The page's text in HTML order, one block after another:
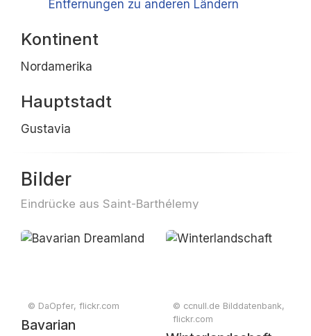
Entfernungen zu anderen Ländern
Kontinent
Nordamerika
Hauptstadt
Gustavia
Bilder
Eindrücke aus Saint-Barthélemy
© DaOpfer, flickr.com
Bavarian
© ccnull.de Bilddatenbank,
flickr.com